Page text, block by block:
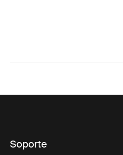
Soporte